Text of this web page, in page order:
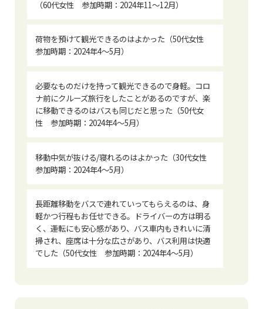
（60代女性 参加時期：2024年11～12月）
荷物を預けて観光できるのはよかった（50代女性
参加時期：2024年4〜5月）
必要なものだけを持って観光できるので身軽。コロ
ナ前にクルーズ旅行をしたことがあるのですが、楽
に移動できるのはバスも同じだと思った（50代女
性 参加時期：2024年4〜5月）
移動中気が抜ける/寝れるのはよかった（30代女性
参加時期：2024年4〜5月）
長距離移動をバスで連れていってもらえるのは、身
軽かつ行程もお任せできる。ドライバーの方は明る
く、運転にも安心感があり、バス車内もきれいに清
掃され、座席は十分な広さがあり、バス利用は快適
でした（50代女性 参加時期：2024年4〜5月）